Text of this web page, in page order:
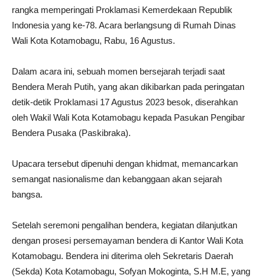
rangka memperingati Proklamasi Kemerdekaan Republik
Indonesia yang ke-78. Acara berlangsung di Rumah Dinas
Wali Kota Kotamobagu, Rabu, 16 Agustus.
Dalam acara ini, sebuah momen bersejarah terjadi saat
Bendera Merah Putih, yang akan dikibarkan pada peringatan
detik-detik Proklamasi 17 Agustus 2023 besok, diserahkan
oleh Wakil Wali Kota Kotamobagu kepada Pasukan Pengibar
Bendera Pusaka (Paskibraka).
Upacara tersebut dipenuhi dengan khidmat, memancarkan
semangat nasionalisme dan kebanggaan akan sejarah
bangsa.
Setelah seremoni pengalihan bendera, kegiatan dilanjutkan
dengan prosesi persemayaman bendera di Kantor Wali Kota
Kotamobagu. Bendera ini diterima oleh Sekretaris Daerah
(Sekda) Kota Kotamobagu, Sofyan Mokoginta, S.H M.E, yang